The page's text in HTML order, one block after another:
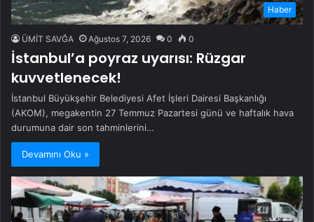
Haber
ÜMİT SAVĞA Ağustos 7, 2026 0 0
İstanbul’a poyraz uyarısı: Rüzgar
kuvvetlenecek!
İstanbul Büyükşehir Belediyesi Afet İşleri Dairesi Başkanlığı
(AKOM), megakentin 27 Temmuz Pazartesi günü ve haftalık hava
durumuna dair son tahminlerini…
Devamını Oku »